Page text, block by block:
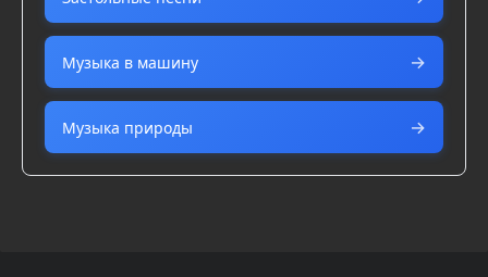
Музыка в машину
Музыка природы